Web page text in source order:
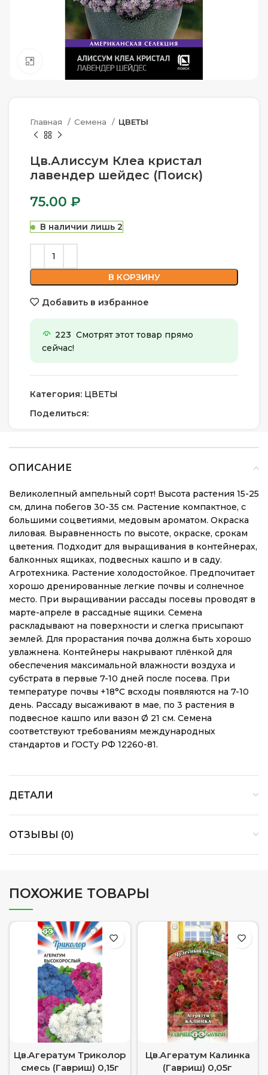
Нажмите, чтобы увеличить
Главная Семена ЦВЕТЫ
Цв.Алиссум Клеа кристал
лавендер шейдес (Поиск)
75.00 ₽
В наличии лишь 2
В КОРЗИНУ
Добавить в избранное
223 Смотрят этот товар прямо
сейчас!
Категория: ЦВЕТЫ
Поделиться:
ОПИСАНИЕ
Великолепный ампельный сорт! Высота растения 15-25
см, длина побегов 30-35 см. Растение компактное, с
большими соцветиями, медовым ароматом. Окраска
лиловая. Выравненность по высоте, окраске, срокам
цветения. Подходит для выращивания в контейнерах,
балконных ящиках, подвесных кашпо и в саду.
Агротехника. Растение холодостойкое. Предпочитает
хорошо дренированные легкие почвы и солнечное
место. При выращивании рассады посевы проводят в
марте-апреле в рассадные ящики. Семена
раскладывают на поверхности и слегка присыпают
землей. Для прорастания почва должна быть хорошо
увлажнена. Контейнеры накрывают плёнкой для
обеспечения максимальной влажности воздуха и
субстрата в первые 7-10 дней после посева. При
температуре почвы +18°C всходы появляются на 7-10
день. Рассаду высаживают в мае, по 3 растения в
подвесное кашпо или вазон Ø 21 см. Семена
соответствуют требованиям международных
стандартов и ГОСТу РФ 12260-81.
ДЕТАЛИ
ОТЗЫВЫ (0)
ПОХОЖИЕ ТОВАРЫ
Цв.Агератум Триколор
смесь (Гавриш) 0,15г
Цв.Агератум Калинка
(Гавриш) 0,05г